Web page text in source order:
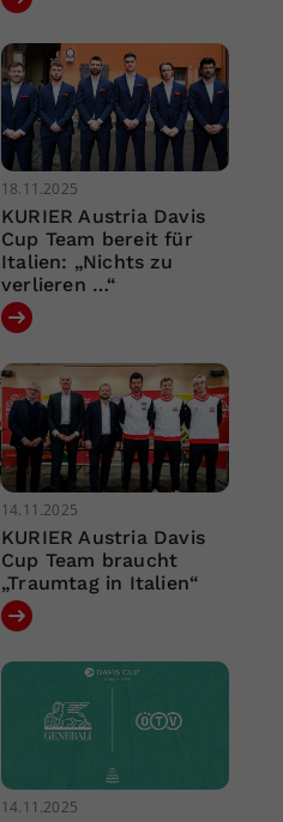
18.11.2025
KURIER Austria Davis
Cup Team bereit für
Italien: „Nichts zu
verlieren …“
14.11.2025
KURIER Austria Davis
Cup Team braucht
„Traumtag in Italien“
14.11.2025